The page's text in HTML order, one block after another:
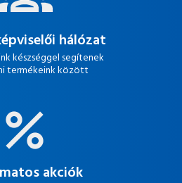
hálózat
készséggel segítenek
termékeink között
akciók